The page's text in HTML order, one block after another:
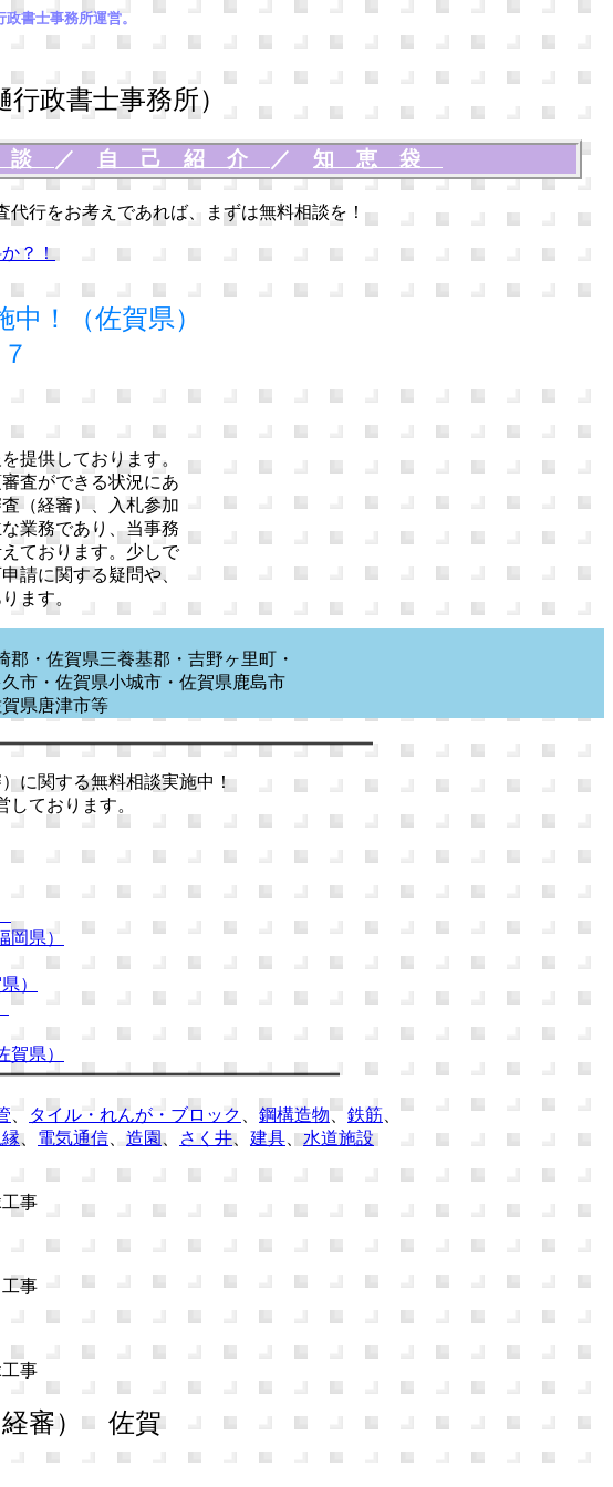
書士事務所運営。
政書士事務所）
／ 自己紹介 ／ 知恵袋
行をお考えであれば、まずは無料相談を！
？！
！（佐賀県）
提供しております。
査ができる状況にあ
（経審）、入札参加
業務であり、当事務
ております。少しで
請に関する疑問や、
ます。
・佐賀県三養基郡・吉野ヶ里町・
市・佐賀県小城市・佐賀県鹿島市
賀県唐津市等
に関する無料相談実施中！
ております。
県）
）
県）
タイル・れんが・ブロック 鋼構造物、 鉄筋
、 電気通信 造園、 さく井、 建具 、水道施設
工事
事
工事
審） 佐賀